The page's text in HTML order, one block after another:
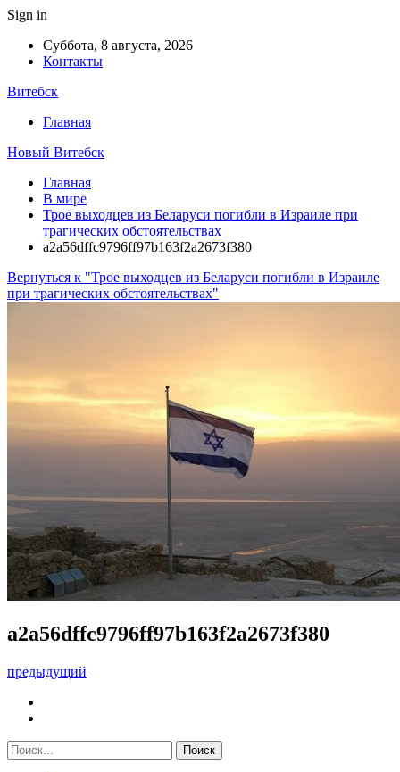
Sign in
Суббота, 8 августа, 2026
Контакты
Витебск
Главная
Новый Витебск
Главная
В мире
Трое выходцев из Беларуси погибли в Израиле при
трагических обстоятельствах
a2a56dffc9796ff97b163f2a2673f380
Вернуться к "Трое выходцев из Беларуси погибли в Израиле
при трагических обстоятельствах"
a2a56dffc9796ff97b163f2a2673f380
предыдущий